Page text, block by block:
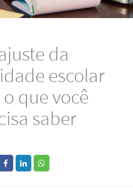
da
escolar
o que você
saber